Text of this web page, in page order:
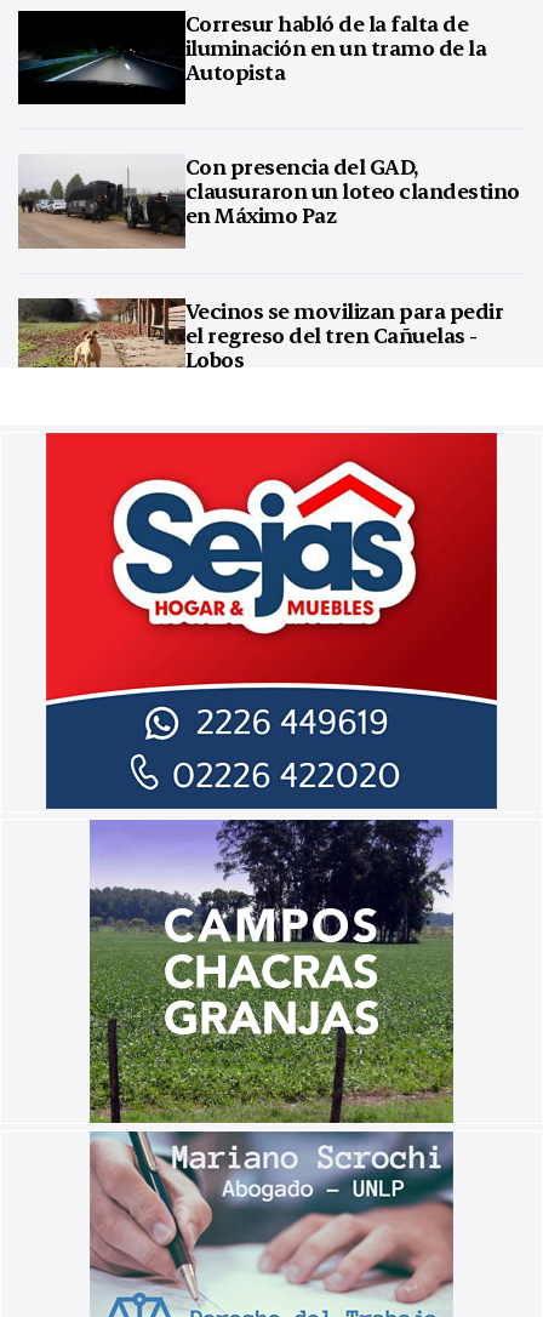
Corresur habló de la falta de
iluminación en un tramo de la
Autopista
Con presencia del GAD,
clausuraron un loteo clandestino
en Máximo Paz
Vecinos se movilizan para pedir
el regreso del tren Cañuelas -
Lobos